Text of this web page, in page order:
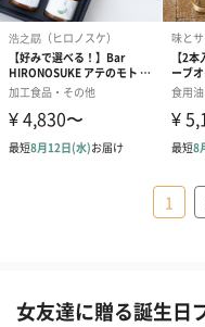
1
女友達に贈る誕生日